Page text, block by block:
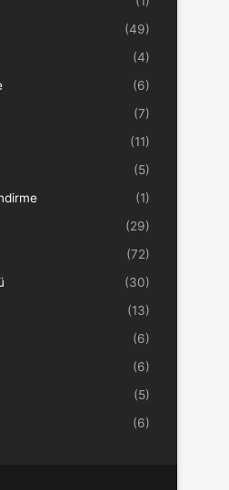
(49)
(4)
(6)
(7)
(11)
(5)
(1)
(29)
(72)
(30)
(13)
(6)
(6)
(5)
(6)